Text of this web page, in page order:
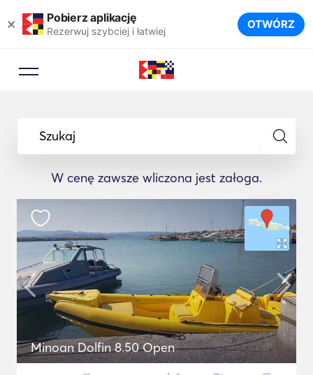
× Pobierz aplikację
Rezerwuj szybciej i łatwiej OTWÓRZ
Szukaj
W cenę zawsze wliczona jest załoga.
Minoan Dolfin 8.50 Open